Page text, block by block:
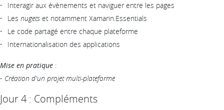
Interagir aux évènements et naviguer entre les pages
Les nugets et notamment Xamarin.Essentials
Le code partagé entre chaque plateforme
Internationalisation des applications
Mise en pratique :
- Création d'un projet multi-plateforme
Jour 4 : Compléments